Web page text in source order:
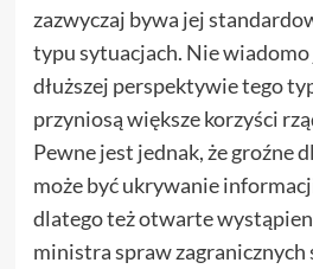
zazwyczaj bywa jej
typu sytuacjach. Nie wiadomo
dłuższej perspektywie tego
przyniosą większe korzyści
Pewne jest jednak, że groźne
może być ukrywanie
dlatego też otwarte
ministra spraw zagranicznych